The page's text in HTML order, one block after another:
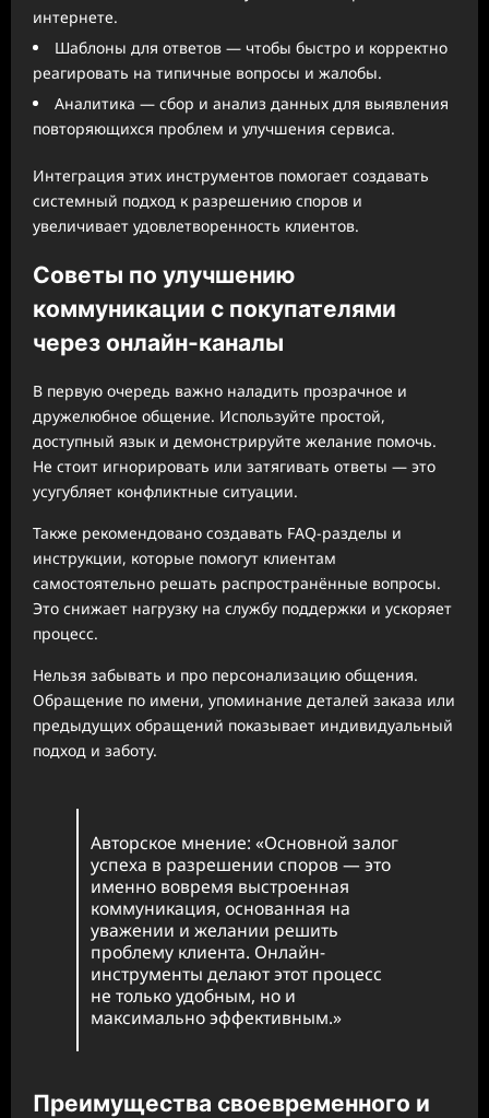
интернете.
Шаблоны для ответов — чтобы быстро и корректно
реагировать на типичные вопросы и жалобы.
Аналитика — сбор и анализ данных для выявления
повторяющихся проблем и улучшения сервиса.
Интеграция этих инструментов помогает создавать
системный подход к разрешению споров и
увеличивает удовлетворенность клиентов.
Советы по улучшению
коммуникации с покупателями
через онлайн-каналы
В первую очередь важно наладить прозрачное и
дружелюбное общение. Используйте простой,
доступный язык и демонстрируйте желание помочь.
Не стоит игнорировать или затягивать ответы — это
усугубляет конфликтные ситуации.
Также рекомендовано создавать FAQ-разделы и
инструкции, которые помогут клиентам
самостоятельно решать распространённые вопросы.
Это снижает нагрузку на службу поддержки и ускоряет
процесс.
Нельзя забывать и про персонализацию общения.
Обращение по имени, упоминание деталей заказа или
предыдущих обращений показывает индивидуальный
подход и заботу.
Авторское мнение: «Основной залог
успеха в разрешении споров — это
именно вовремя выстроенная
коммуникация, основанная на
уважении и желании решить
проблему клиента. Онлайн-
инструменты делают этот процесс
не только удобным, но и
максимально эффективным.»
Преимущества своевременного и